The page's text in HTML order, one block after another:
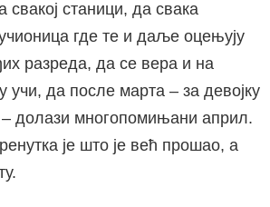
свакој станици, да свака
где те и даље оцењују
разреда, да се вера и на
учи, да после марта – за девојку
– долази многопомињани април.
је што је већ прошао, а